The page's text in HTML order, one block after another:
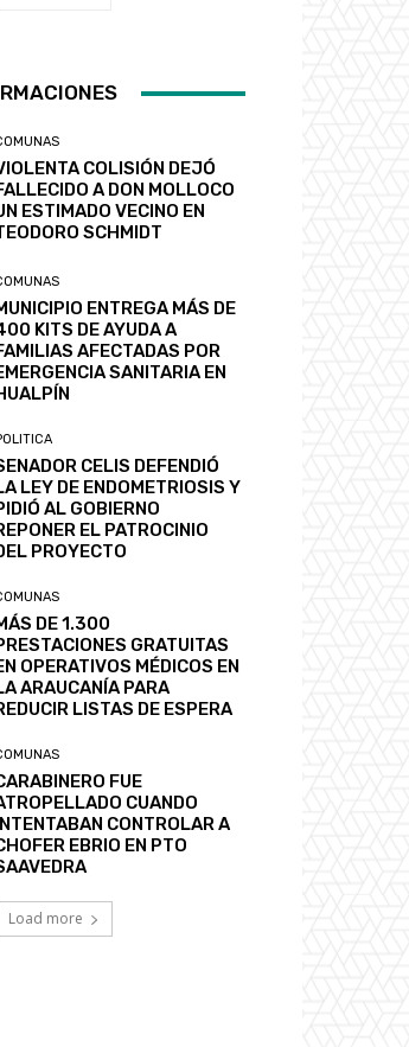
COLISIÓN DEJÓ
A DON MOLLOCO
ESTIMADO VECINO EN
SCHMIDT
ENTREGA MÁS DE
KITS DE AYUDA A
AFECTADAS POR
SANITARIA EN
CELIS DEFENDIÓ
LEY DE ENDOMETRIOSIS Y
AL GOBIERNO
EL PATROCINIO
PROYECTO
DE 1.300
GRATUITAS
OPERATIVOS MÉDICOS EN
ARAUCANÍA PARA
LISTAS DE ESPERA
FUE
CUANDO
INTENTABAN CONTROLAR A
EBRIO EN PTO
Load more